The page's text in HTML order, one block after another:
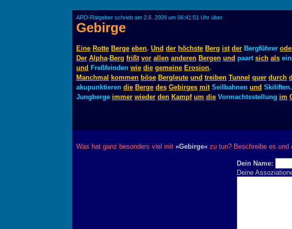
ARD-Ratgeber schrieb am 2.6. 2009 um 06:41:51 Uhr über
Gebirge
Eine Rotte Berge eben. Und der höchste Berg ist der Bergführer
Der Alpha-Berg frißt vor allen anderen Bergen und paart sich als
und Freßfeinden wie die gemeine Erosion.
Manchmal kommen böse Bergleute und treiben Tunnel quer durch
akupunktieren die Berge des Gebirges mitSeilbahnen und Skiliften.
Jungberge immer wieder den Kampf um die Vormachtsstellung im
Was hat ganz besonders viel mit »Gebirge« zu tun? Beschreibe es und
Dein Name:
Deine